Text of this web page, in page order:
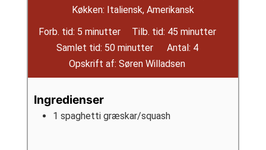
Køkken: Italiensk, Amerikansk
Forb. tid: 5minutter
minutter Tilb. tid: 45minutter
minutter
Samlet tid: 50minutter
minutter Antal: 4
Opskrift af:Søren Willadsen
Ingredienser
1 spaghetti græskar/squash